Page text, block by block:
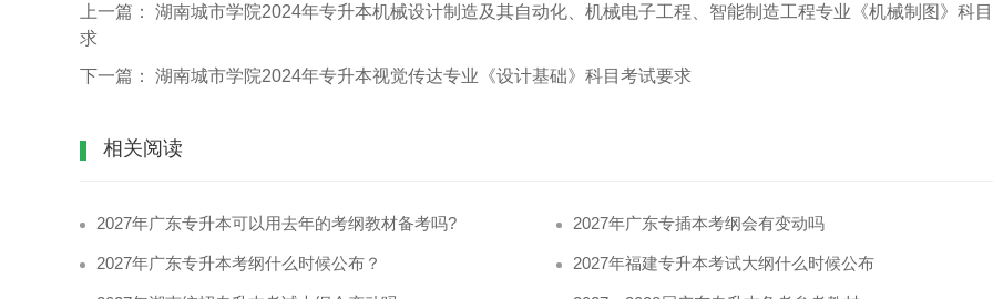
上一篇： 湖南城市学院2024年专升本机械设计制造及其自动化、机械电子工程、智能制造工程专业《机械制图》科
求
下一篇： 湖南城市学院2024年专升本视觉传达专业《设计基础》科目考试要求
相关阅读
2027年广东专升本可以用去年的考纲教材备考吗? 2027年广东专插本考纲会有变动吗
2027年广东专升本考纲什么时候公布？ 2027年福建专升本考试大纲什么时候公布